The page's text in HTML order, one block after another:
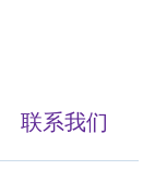
联系我们